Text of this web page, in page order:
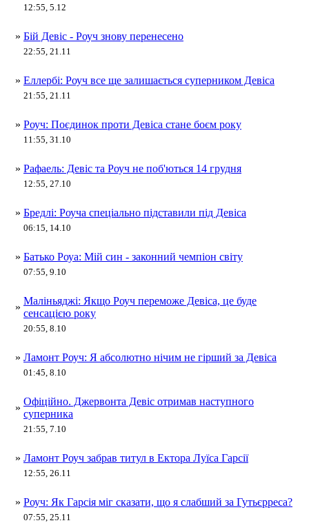
12:55, 5.12
» Бій Девіс - Роуч знову перенесено
22:55, 21.11
» Еллербі: Роуч все ще залишається суперником Девіса
21:55, 21.11
» Роуч: Поєдинок проти Девіса стане боєм року
11:55, 31.10
» Рафаель: Девіс та Роуч не поб'ються 14 грудня
12:55, 27.10
» Бредлі: Роуча спеціально підставили під Девіса
06:15, 14.10
» Батько Роуа: Мій син - законний чемпіон світу
07:55, 9.10
»
Маліньяджі: Якщо Роуч переможе Девіса, це буде
сенсацією року
20:55, 8.10
» Ламонт Роуч: Я абсолютно нічим не гірший за Девіса
01:45, 8.10
»
Офіційно. Джервонта Девіс отримав наступного
суперника
21:55, 7.10
» Ламонт Роуч забрав титул в Ектора Луїса Гарсії
12:55, 26.11
» Роуч: Як Гарсія міг сказати, що я слабший за Гутьєрреса?
07:55, 25.11